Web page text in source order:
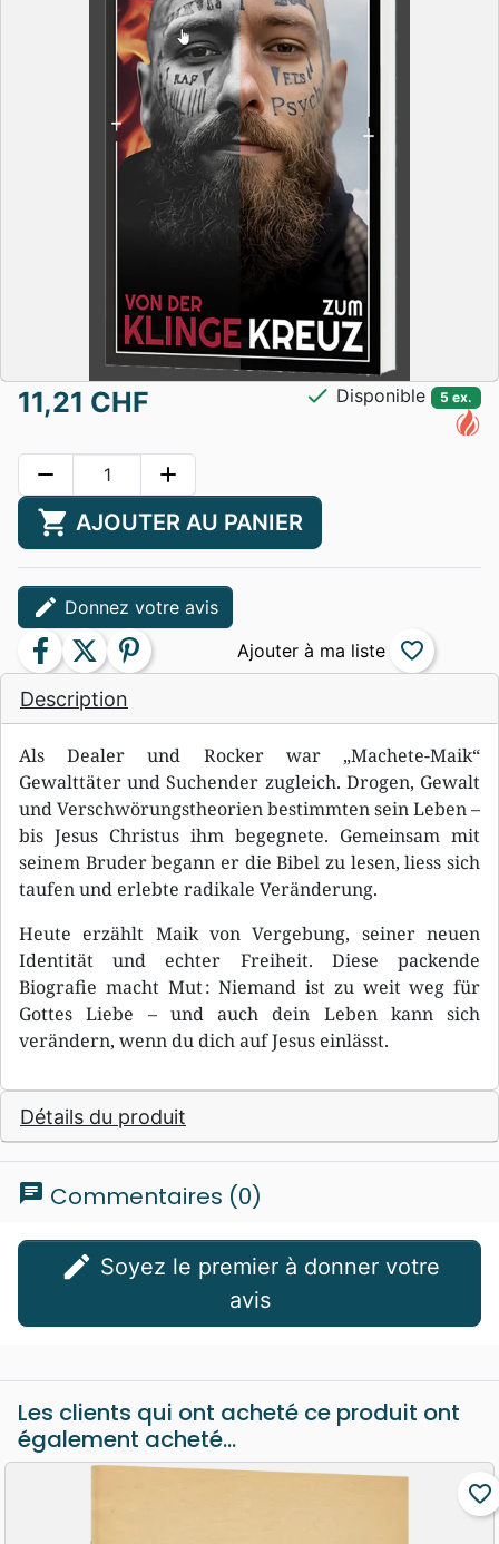
Description
Als Dealer und Rocker war „Machete-Maik“
Gewalttäter und Suchender zugleich. Drogen, Gewalt
und Verschwörungstheorien bestimmten sein Leben –
bis Jesus Christus ihm begegnete. Gemeinsam mit
seinem Bruder begann er die Bibel zu lesen, liess sich
taufen und erlebte radikale Veränderung.
Heute erzählt Maik von Vergebung, seiner neuen
Identität und echter Freiheit. Diese packende
Biografie macht Mut : Niemand ist zu weit weg für
Gottes Liebe – und auch dein Leben kann sich
verändern, wenn du dich auf Jesus einlässt.
Détails du produit
11,21 CHF check Disponible 5 ex.
remove add
shopping_cart AJOUTER AU PANIER
edit Donnez votre avis
facebook twitter pinterest favorite_border
chat Commentaires (0)
edit
avis
Les clients qui ont acheté ce produit ont
également acheté...
favorite_border